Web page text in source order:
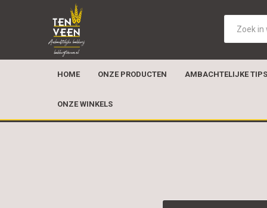
HOME ONZE PRODUCTEN AMBACHTELIJKE TIPS
ONZE WINKELS